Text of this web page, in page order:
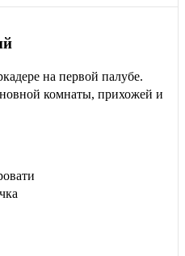
на первой палубе.
комнаты, прихожей и